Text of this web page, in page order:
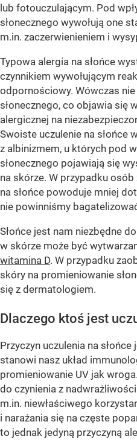
lub fotouczulającym. Pod
słonecznego wywołują one
m.in. zaczerwienieniem i
Typowa alergia na słońce
czynnikiem wywołującym
odpornościowy. Wówczas
słonecznego, co objawia się
alergicznej na
Swoiste uczulenie na słońce
z albinizmem, u których pod
słonecznego pojawiają się
na skórze. W przypadku
na słońce powoduje mniej
nie powinniśmy
Słońce jest nam niezbędne
w skórze może być
witamina D. W przypadku
skóry na promieniowanie
się z dermatologiem.
Dlaczego ktoś jest
Przyczyn uczulenia na
stanowi nasz układ
promieniowanie UV jak
do czynienia z
m.in. niewłaściwego
i narażania się na częste
to jednak jedyną przyczyną